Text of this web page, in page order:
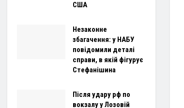
США
Незаконне
збагачення: у НАБУ
повідомили деталі
справи, в якій фігурує
Стефанішина
Після удару рф по
вокзалу у Лозовій